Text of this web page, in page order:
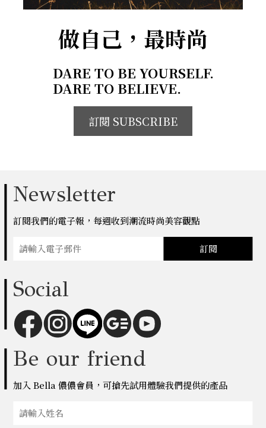
做自己，最時尚
DARE TO BE YOURSELF.
DARE TO BELIEVE.
訂閱 SUBSCRIBE
Newsletter
訂閱我們的電子報，每週收到潮流時尚美容觀點
訂閱
Social
Be our friend
加入 Bella 儂儂會員，可搶先試用體驗我們提供的產品